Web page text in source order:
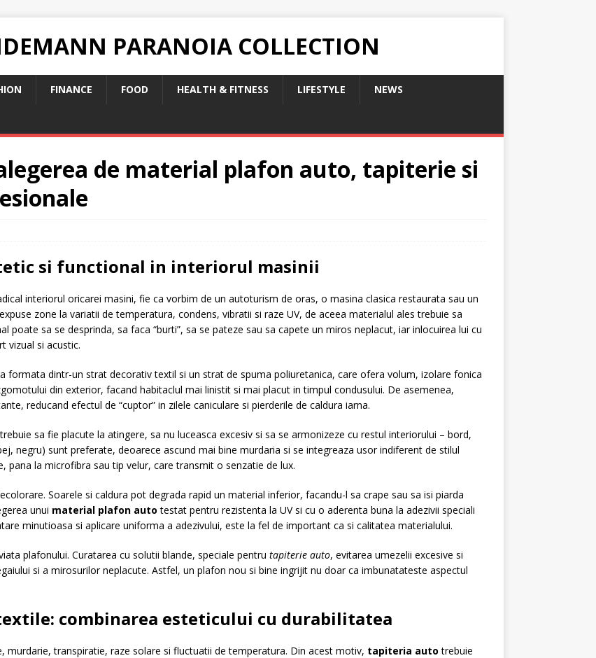
PARANOIA COLLECTION
FINANCE FOOD HEALTH & FITNESS LIFESTYLE NEWS
de material plafon auto, tapiterie si
si functional in interiorul masinii
interiorul oricarei masini, fie ca vorbim de un autoturism de oras, o masina clasica restaurata sau un
zone la variatii de temperatura, condens, vibratii si raze UV, de aceea materialul ales trebuie sa
poate sa se desprinda, sa faca “burti”, sa se pateze sau sa capete un miros neplacut, iar inlocuirea lui cu
vizual si acustic.
formata dintr-un strat decorativ textil si un strat de spuma poliuretanica, care ofera volum, izolare fonica
din exterior, facand habitaclul mai linistit si mai placut in timpul condusului. De asemenea,
reducand efectul de “cuptor” in zilele caniculare si pierderile de caldura iarna.
sa fie placute la atingere, sa nu luceasca excesiv si sa se armonizeze cu restul interiorului – bord,
negru) sunt preferate, deoarece ascund mai bine murdaria si se integreaza usor indiferent de stilul
pana la microfibra sau tip velur, care transmit o senzatie de lux.
Soarele si caldura pot degrada rapid un material inferior, facandu-l sa crape sau sa isi piarda
unui material plafon auto testat pentru rezistenta la UV si cu o aderenta buna la adezivii speciali
minutioasa si aplicare uniforma a adezivului, este la fel de important ca si calitatea materialului.
plafonului. Curatarea cu solutii blande, speciale pentru tapiterie auto, evitarea umezelii excesive si
si a mirosurilor neplacute. Astfel, un plafon nou si bine ingrijit nu doar ca imbunatateste aspectul
combinarea esteticului cu durabilitatea
murdarie, transpiratie, raze solare si fluctuatii de temperatura. Din acest motiv, tapiteria auto trebuie